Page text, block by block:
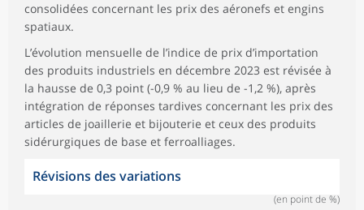
consolidées concernant les prix des aéronefs et engins
spatiaux.
L’évolution mensuelle de l’indice de prix d’importation
des produits industriels en décembre 2023 est révisée à
la hausse de 0,3 point (-0,9 % au lieu de -1,2 %), après
intégration de réponses tardives concernant les prix des
articles de joaillerie et bijouterie et ceux des produits
sidérurgiques de base et ferroalliages.
Révisions des variations
(en point de %)